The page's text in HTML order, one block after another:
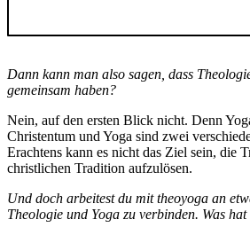
Dann kann man also sagen, dass
gemeinsam haben?
Nein, auf den ersten Blick nicht. Denn
Christentum und Yoga sind zwei
Erachtens kann es nicht das Ziel sein, die
christlichen Tradition aufzulösen.
Und doch arbeitest du mit theoyoga an
Theologie und Yoga zu verbinden. Was